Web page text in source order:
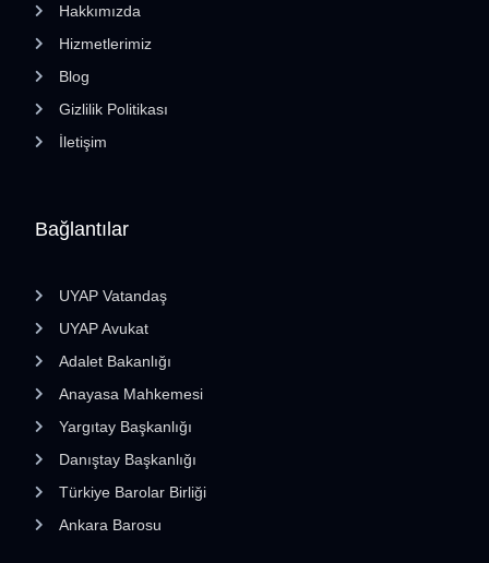
Bağlantılar
UYAP Vatandaş
UYAP Avukat
Adalet Bakanlığı
Anayasa Mahkemesi
Yargıtay Başkanlığı
Danıştay Başkanlığı
Türkiye Barolar Birliği
Ankara Barosu
Hakkımızda
Hizmetlerimiz
Blog
Gizlilik Politikası
İletişim